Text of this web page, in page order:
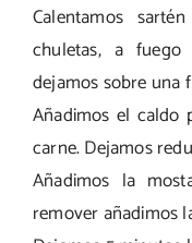
Calentamos
chuletas, a
dejamos sobre una
Añadimos el
carne. Dejamos
Añadimos la
remover añadimos